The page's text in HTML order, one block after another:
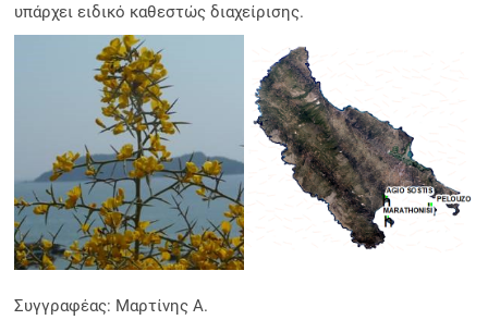
υπάρχει ειδικό καθεστώς διαχείρισης.
Συγγραφέας: Μαρτίνης Α.